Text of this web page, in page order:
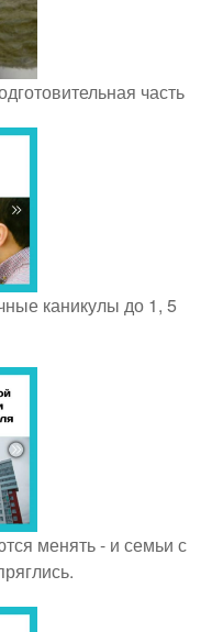
часть
каникулы до 1, 5
менять - и семьи с